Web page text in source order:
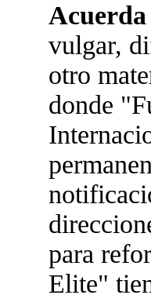
Acuerda
vulgar,
otro
donde
para
Elite"